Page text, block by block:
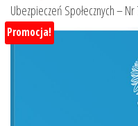
Ubezpieczeń Społecznych –
Promocja!